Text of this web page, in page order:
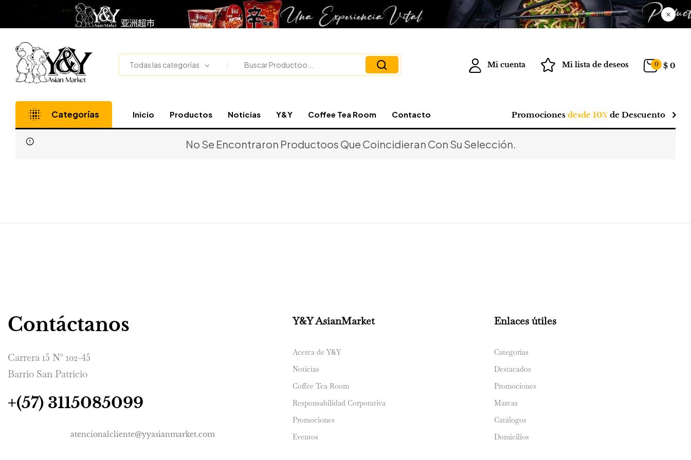
Todas las categorías Mi cuenta Mi lista de deseos 0 $ 0
Categorías Inicio Productos Noticias Y&Y Coffee Tea Room Contacto Promociones desde 10% de Descuento
No Se Encontraron Productoos Que Coincidieran Con Su Selección.
Contáctanos
Carrera 15 N° 102-45
Barrio San Patricio
+(57) 3115085099
atencionalcliente@yyasianmarket.com
Y&Y AsianMarket
Acerca de Y&Y
Noticias
Coffee Tea Room
Responsabilidad Corporativa
Promociones
Eventos
Enlaces útiles
Categorías
Destacados
Promociones
Marcas
Catálogos
Domicilios